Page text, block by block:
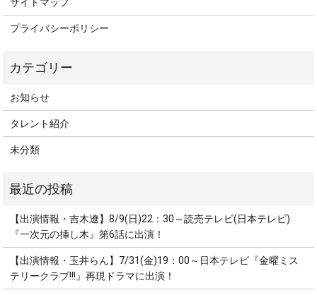
プライバシーポリシー
お知らせ
タレント紹介
未分類
【出演情報・吉木遼】8/9(日)22：30～読売テレビ(日本テレビ)
『一次元の挿し木』第6話に出演！
【出演情報・玉井らん】7/31(金)19：00～日本テレビ『金曜ミス
テリークラブ!!!』再現ドラマに出演！